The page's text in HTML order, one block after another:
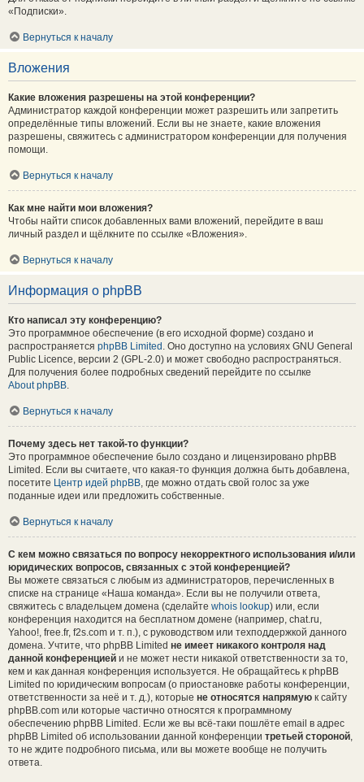
«Подписки».
Вернуться к началу
Вложения
Какие вложения разрешены на этой конференции?
Администратор каждой конференции может разрешить или запретить
определённые типы вложений. Если вы не знаете, какие вложения
разрешены, свяжитесь с администратором конференции для получения
помощи.
Вернуться к началу
Как мне найти мои вложения?
Чтобы найти список добавленных вами вложений, перейдите в ваш
личный раздел и щёлкните по ссылке «Вложения».
Вернуться к началу
Информация о phpBB
Кто написал эту конференцию?
Это программное обеспечение (в его исходной форме) создано и
распространяется phpBB Limited . Оно доступно на условиях GNU General
Public Licence, версии 2 (GPL-2.0) и может свободно распространяться.
Для получения более подробных сведений перейдите по ссылке
About phpBB.
Вернуться к началу
Почему здесь нет такой-то функции?
Это программное обеспечение было создано и лицензировано phpBB
Limited. Если вы считаете, что какая-то функция должна быть добавлена,
посетите Центр идей phpBB, где можно отдать свой голос за уже
поданные идеи или предложить собственные.
Вернуться к началу
С кем можно связаться по вопросу некорректного использования и/или
юридических вопросов, связанных с этой конференцией?
Вы можете связаться с любым из администраторов, перечисленных в
списке на странице «Наша команда». Если вы не получили ответа,
свяжитесь с владельцем домена (сделайте whois lookup) или, если
конференция находится на бесплатном домене (например, chat.ru,
Yahoo!, free.fr, f2s.com и т. п.), с руководством или техподдержкой данного
домена. Учтите, что phpBB Limited не имеет никакого контроля над
данной конференцией и не может нести никакой ответственности за то,
кем и как данная конференция используется. Не обращайтесь к phpBB
Limited по юридическим вопросам (о приостановке работы конференции,
ответственности за неё и т. д.), которые не относятся напрямую к сайту
phpBB.com или которые частично относятся к программному
обеспечению phpBB Limited. Если же вы всё-таки пошлёте email в адрес
phpBB Limited об использовании данной конференции третьей стороной,
то не ждите подробного письма, или вы можете вообще не получить
ответа.